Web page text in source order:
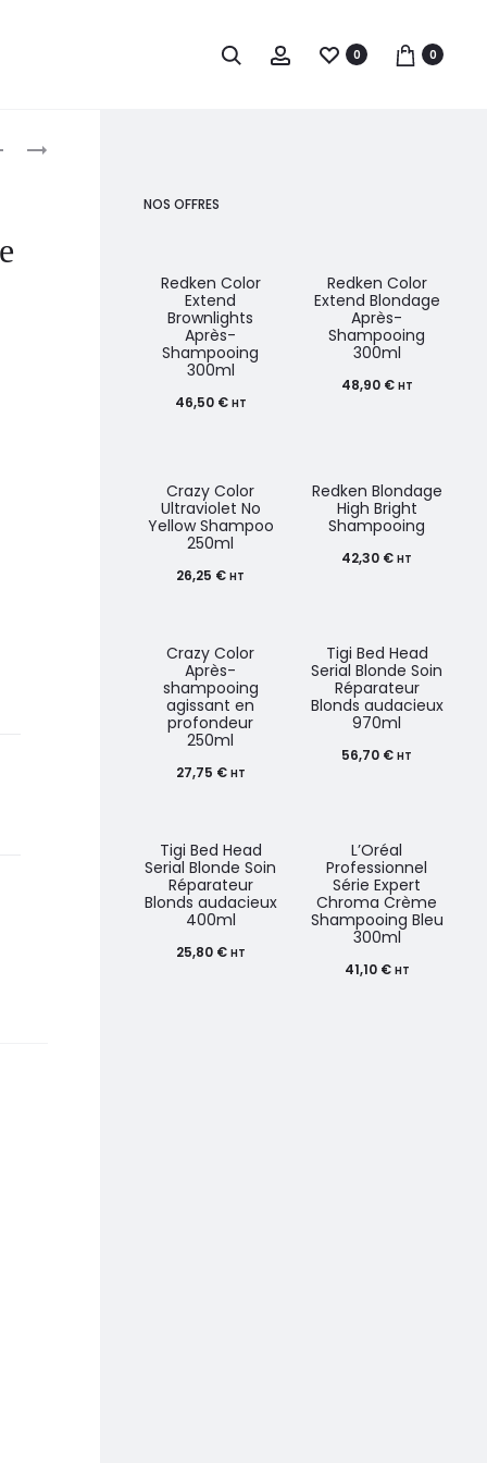
0 0
navigation
FRAMAR
DE
NOS OFFRES
Redken Color
Extend
Brownlights
Après-
Shampooing
300ml
46,50 € HT
Redken Color
Extend Blondage
Après-
Shampooing
300ml
48,90 € HT
Crazy Color
Ultraviolet No
Yellow Shampoo
250ml
26,25 € HT
Redken Blondage
High Bright
Shampooing
42,30 € HT
Crazy Color
Après-
shampooing
agissant en
profondeur
250ml
27,75 € HT
Tigi Bed Head
Serial Blonde Soin
Réparateur
Blonds audacieux
970ml
56,70 € HT
Tigi Bed Head
Serial Blonde Soin
Réparateur
Blonds audacieux
400ml
25,80 € HT
L’Oréal
Professionnel
Série Expert
Chroma Crème
Shampooing Bleu
300ml
41,10 € HT